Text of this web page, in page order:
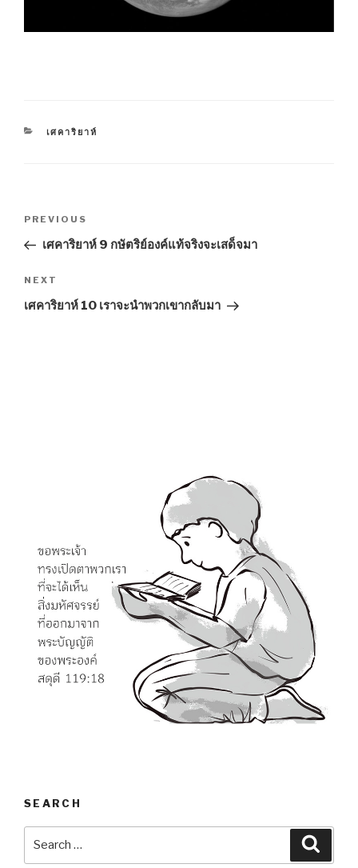
CATEGORIES
เศคาริยาห์
navigation
Previous
Post
PREVIOUS
เศคาริยาห์ 9 กษัตริย์องค์แท้จริงจะเสด็จมา
Next
Post
NEXT
เศคาริยาห์ 10 เราจะนำพวกเขากลับมา
SEARCH